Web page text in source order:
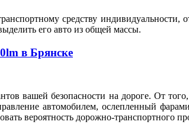
средству
его авто из общей массы.
в Брянске
вашей безопасности на дороге. От
автомобилем, ослепленный
вероятность дорожно-транспортного